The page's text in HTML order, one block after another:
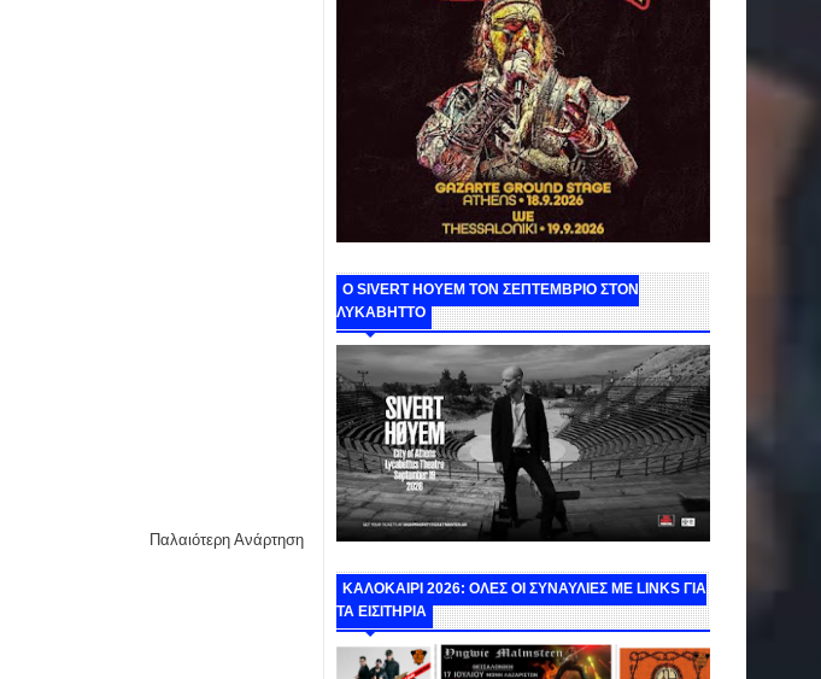
Παλαιότερη Ανάρτηση
Ο SIVERT HOYEM ΤΟΝ ΣΕΠΤΕΜΒΡΙΟ ΣΤΟΝ
ΛΥΚΑΒΗΤΤΟ
ΚΑΛΟΚΑΙΡΙ 2026: ΟΛΕΣ ΟΙ ΣΥΝΑΥΛΙΕΣ ΜΕ LINKS ΓΙΑ
ΤΑ ΕΙΣΙΤΗΡΙΑ